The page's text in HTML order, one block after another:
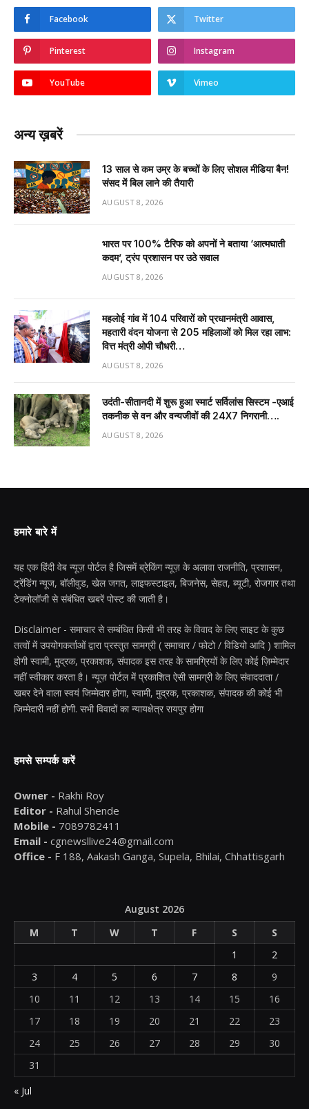
Facebook Twitter
Pinterest Instagram
YouTube Vimeo
अन्य ख़बरें
13 साल से कम उम्र के बच्चों के लिए सोशल मीडिया बैन!
संसद में बिल लाने की तैयारी
AUGUST 8, 2026
भारत पर 100% टैरिफ को अपनों ने बताया ‘आत्मघाती
कदम’, ट्रंप प्रशासन पर उठे सवाल
AUGUST 8, 2026
महलोई गांव में 104 परिवारों को प्रधानमंत्री आवास,
महतारी वंदन योजना से 205 महिलाओं को मिल रहा लाभ:
वित्त मंत्री ओपी चौधरी…
AUGUST 8, 2026
उदंती-सीतानदी में शुरू हुआ स्मार्ट सर्विलांस सिस्टम -एआई
तकनीक से वन और वन्यजीवों की 24X7 निगरानी….
AUGUST 8, 2026
हमारे बारे में
यह एक हिंदी वेब न्यूज़ पोर्टल है जिसमें ब्रेकिंग न्यूज़ के अलावा राजनीति, प्रशासन,
ट्रेंडिंग न्यूज, बॉलीवुड, खेल जगत, लाइफस्टाइल, बिजनेस, सेहत, ब्यूटी, रोजगार तथा
टेक्नोलॉजी से संबंधित खबरें पोस्ट की जाती है।
Disclaimer - समाचार से सम्बंधित किसी भी तरह के विवाद के लिए साइट के कुछ
तत्वों में उपयोगकर्ताओं द्वारा प्रस्तुत सामग्री ( समाचार / फोटो / विडियो आदि ) शामिल
होगी स्वामी, मुद्रक, प्रकाशक, संपादक इस तरह के सामग्रियों के लिए कोई ज़िम्मेदार
नहीं स्वीकार करता है। न्यूज़ पोर्टल में प्रकाशित ऐसी सामग्री के लिए संवाददाता /
खबर देने वाला स्वयं जिम्मेदार होगा, स्वामी, मुद्रक, प्रकाशक, संपादक की कोई भी
जिम्मेदारी नहीं होगी. सभी विवादों का न्यायक्षेत्र रायपुर होगा
हमसे सम्पर्क करें
Owner - Rakhi Roy
Editor - Rahul Shende
Mobile - 7089782411
Email - cgnewsllive24@gmail.com
Office - F 188, Aakash Ganga, Supela, Bhilai, Chhattisgarh
August 2026
M
T W T F S
S
1
2
3
4 5 6 7 8
9
10
11 12 13 14 15
16
17
18 19 20 21 22
23
24
25 26 27 28 29
30
31
« Jul